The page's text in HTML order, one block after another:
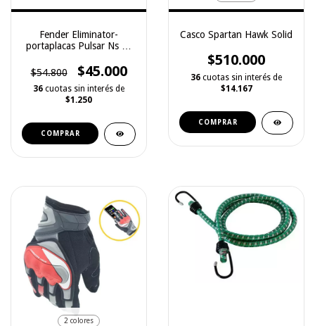
Fender Eliminator-
portaplacas Pulsar Ns Rs
$54.800
$45.000
36 cuotas sin interés de
$1.250
COMPRAR
Casco Spartan Hawk Solid
$510.000
36 cuotas sin interés de
$14.167
COMPRAR
2 colores